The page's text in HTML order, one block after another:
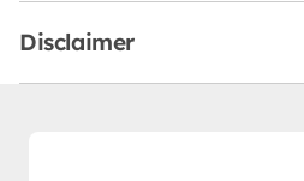
Disclaimer